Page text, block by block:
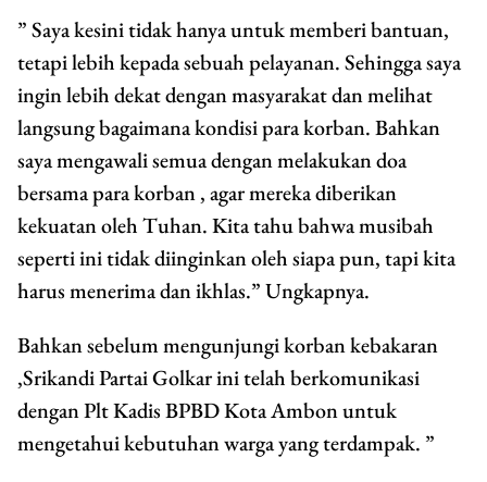
” Saya kesini tidak hanya untuk memberi bantuan,
tetapi lebih kepada sebuah pelayanan. Sehingga saya
ingin lebih dekat dengan masyarakat dan melihat
langsung bagaimana kondisi para korban. Bahkan
saya mengawali semua dengan melakukan doa
bersama para korban , agar mereka diberikan
kekuatan oleh Tuhan. Kita tahu bahwa musibah
seperti ini tidak diinginkan oleh siapa pun, tapi kita
harus menerima dan ikhlas.” Ungkapnya.
Bahkan sebelum mengunjungi korban kebakaran
,Srikandi Partai Golkar ini telah berkomunikasi
dengan Plt Kadis BPBD Kota Ambon untuk
mengetahui kebutuhan warga yang terdampak. ”